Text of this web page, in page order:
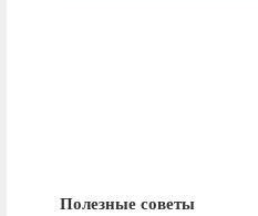
Полезные советы